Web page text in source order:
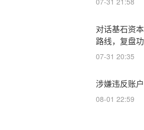
对话基石资
路线，复盘
07-31 20:35
涉嫌违反账
08-01 22:59